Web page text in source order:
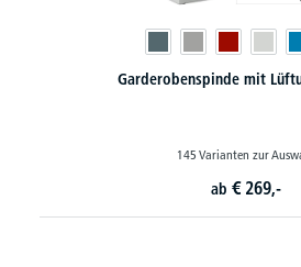
Sitz- und
7
ab